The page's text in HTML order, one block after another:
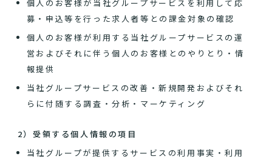
個人のお客様が当社グループサービスを利用して応
募・申込等を行った求人者等との課金対象の確認
個人のお客様が利用する当社グループサービスの運
営およびそれに伴う個人のお客様とのやりとり・情
報提供
当社グループサービスの改善・新規開発およびそれ
らに付随する調査・分析・マーケティング
2）受領する個人情報の項目
当社グループが提供するサービスの利用事実・利用